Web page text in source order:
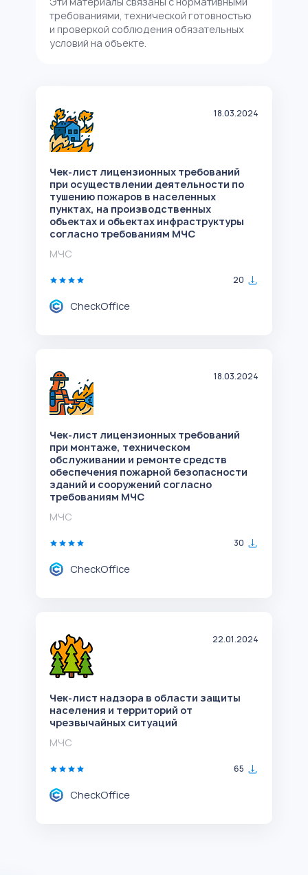
требованиями, технической готовностью
и проверкой соблюдения обязательных
условий на объекте.
18.03.2024
Чек-лист лицензионных требований
при осуществлении деятельности по
тушению пожаров в населенных
пунктах, на производственных
объектах и объектах инфраструктуры
согласно требованиям МЧС
МЧС
20
CheckOffice
18.03.2024
Чек-лист лицензионных требований
при монтаже, техническом
обслуживании и ремонте средств
обеспечения пожарной безопасности
зданий и сооружений согласно
требованиям МЧС
МЧС
30
CheckOffice
22.01.2024
Чек-лист надзора в области защиты
населения и территорий от
чрезвычайных ситуаций
МЧС
65
CheckOffice